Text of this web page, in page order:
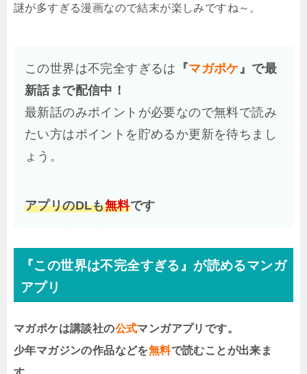
謎が多すぎる漫画なので結末が楽しみですね～。
この世界は不完全すぎるは 『マガポケ 』で最
新話まで配信中！
最新話のみポイントが必要なので無料で読み
たい方はポイントを貯めるか更新を待ちまし
ょう。
アプリのDLも無料です
『この世界は不完全すぎる』が読めるマンガ
アプリ
マガポケは講談社の公式マンガアプリです。
少年マガジンの作品などを無料で読むことが出来ま